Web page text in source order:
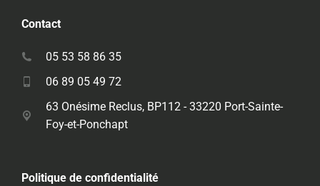
Contact
05 53 58 86 35
06 89 05 49 72
63 Onésime Reclus, BP112 - 33220 Port-Sainte-
Foy-et-Ponchapt
Politique de confidentialité